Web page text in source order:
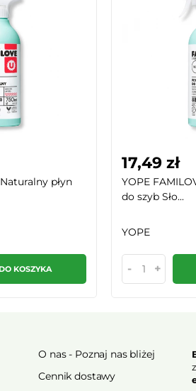
płyn
DO KOSZYKA
17,49 zł
YOPE
do szyb Sło...
YOPE
- +
O nas - Poznaj nas bliżej
Cennik dostawy